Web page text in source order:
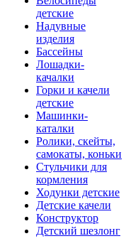
детские
Надувные
изделия
Бассейны
Лошадки-
качалки
Горки и качели
детские
Машинки-
каталки
Ролики, скейты,
самокаты, коньки
Стульчики для
кормления
Ходунки детские
Детские качели
Конструктор
Детский шезлонг